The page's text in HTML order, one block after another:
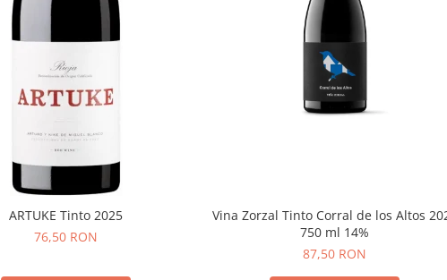
ARTUKE Tinto 2025
76,50 RON
Vina Zorzal Tinto Corral de los Altos
750 ml 14%
87,50 RON